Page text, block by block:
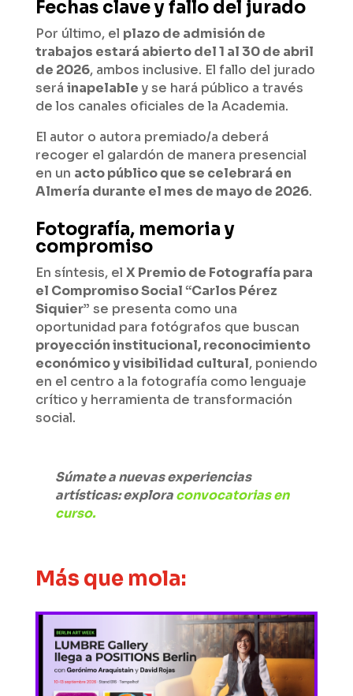
Fechas clave y fallo del jurado
Por último, el plazo de admisión de
trabajos estará abierto del 1 al 30 de abril
de 2026, ambos inclusive. El fallo del jurado
será inapelable y se hará público a través
de los canales oficiales de la Academia.
El autor o autora premiado/a deberá
recoger el galardón de manera presencial
en un acto público que se celebrará en
Almería durante el mes de mayo de 2026.
Fotografía, memoria y
compromiso
En síntesis, el X Premio de Fotografía para
el Compromiso Social “Carlos Pérez
Siquier” se presenta como una
oportunidad para fotógrafos que buscan
proyección institucional, reconocimiento
económico y visibilidad cultural, poniendo
en el centro a la fotografía como lenguaje
crítico y herramienta de transformación
social.
Súmate a nuevas experiencias
artísticas: exploraconvocatorias en
curso.
Más que mola: